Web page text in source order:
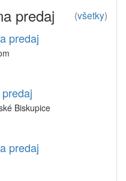
(všetky)
predaj
predaj
Biskupice
predaj